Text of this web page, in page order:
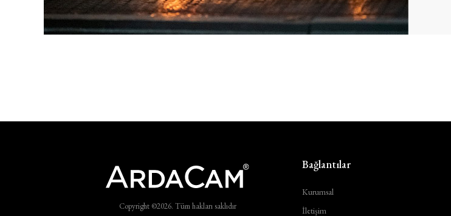
Copyright ©2026. Tüm hakları saklıdır
Bağlantılar
Kurumsal
İletişim